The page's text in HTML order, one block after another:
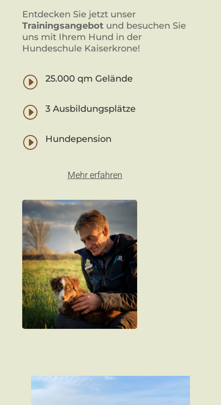
Entdecken Sie jetzt unser
Trainingsangebotund besuchen Sie
uns mit Ihrem Hund in der
Hundeschule Kaiserkrone!
I 25.000 qm Gelände
I 3 Ausbildungsplätze
I Hundepension
Mehr erfahren